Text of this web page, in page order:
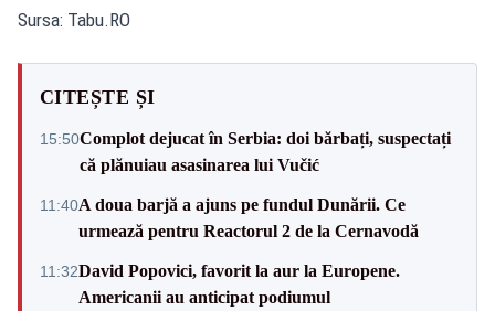
Sursa: Tabu.RO
CITEȘTE ȘI
15:50Complot dejucat în Serbia: doi bărbați, suspectați
că plănuiau asasinarea lui Vučić
11:40A doua barjă a ajuns pe fundul Dunării. Ce
urmează pentru Reactorul 2 de la Cernavodă
11:32David Popovici, favorit la aur la Europene.
Americanii au anticipat podiumul